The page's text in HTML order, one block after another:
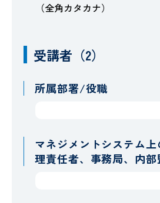
（全角カタカナ）
受講者（2）
所属部署/役職
マネジメントシステム
理責任者、事務局、内部